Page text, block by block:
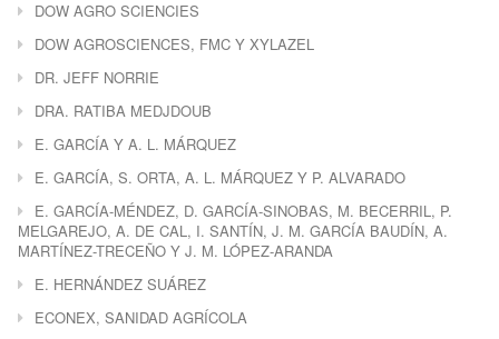
DOW AGRO SCIENCIES
DOW AGROSCIENCES, FMC Y XYLAZEL
DR. JEFF NORRIE
DRA. RATIBA MEDJDOUB
E. GARCÍA Y A. L. MÁRQUEZ
E. GARCÍA, S. ORTA, A. L. MÁRQUEZ Y P. ALVARADO
E. GARCÍA-MÉNDEZ, D. GARCÍA-SINOBAS, M. BECERRIL, P.
MELGAREJO, A. DE CAL, I. SANTÍN, J. M. GARCÍA BAUDÍN, A.
MARTÍNEZ-TRECEÑO Y J. M. LÓPEZ-ARANDA
E. HERNÁNDEZ SUÁREZ
ECONEX, SANIDAD AGRÍCOLA